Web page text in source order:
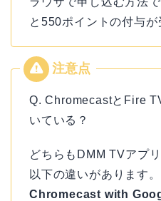
と550ポイントの付与が
Q. ChromecastとFire
いている？
どちらもDMM TVアプ
以下の違いがあります。
Chromecast with